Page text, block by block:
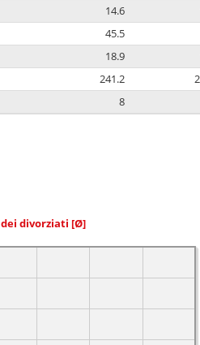
14.6
45.5
18.9
241.2
8
divorziati [Ø]